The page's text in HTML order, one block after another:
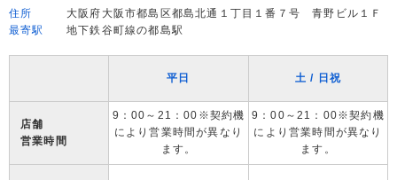
住所
大阪府大阪市都島区都島北通１丁目１番７号 青野ビル１Ｆ
最寄駅
地下鉄谷町線の都島駅
平日 土 / 日祝
店舗
営業時間
9：00～21：00※契約機
により営業時間が異なり
ます。
9：00～21：00※契約機
により営業時間が異なり
ます。